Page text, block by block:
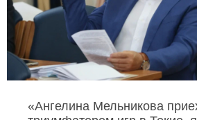
«Ангелина Мельникова